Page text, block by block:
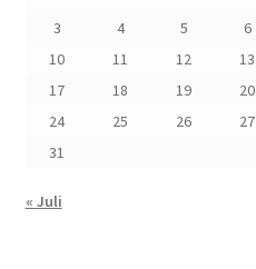
3
4 5 6
10
11 12 13
17
18 19 20
24
25 26 27
31
« Juli